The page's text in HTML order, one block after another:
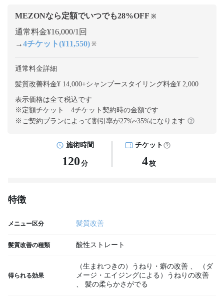
MEZONなら定額でいつでも28%OFF ※
通常料金¥16,000/1回
→4チケット(¥11,550) ※
通常料金詳細
髪質改善料金¥ 14,000+シャンプースタイリング料金¥ 2,000
表示価格は全て税込です
※定額チケット 4チケット契約時の金額です
※ご契約プランによって割引率が27%~35%になります
施術時間
120 分
チケット
4枚
特徴
メニュー区分 髪質改善
髪質改善の種類 酸性ストレート
得られる効果
（生まれつきの）うねり・癖の改善 、
（ダ
メージ・エイジングによる）うねりの改善
、
髪の柔らかさがでる